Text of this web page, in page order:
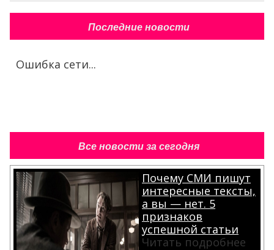
Последние новости
Ошибка сети...
Все новости за сегодня
Почему СМИ пишут
интересные тексты,
а вы — нет. 5
признаков
успешной статьи
Читать подробнее